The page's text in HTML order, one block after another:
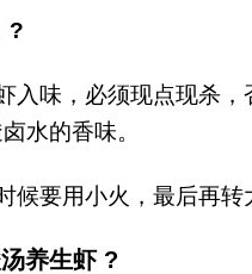
?
入味，必须现点现杀，
水的香味。
候要用小火，最后再转
养生虾 ?